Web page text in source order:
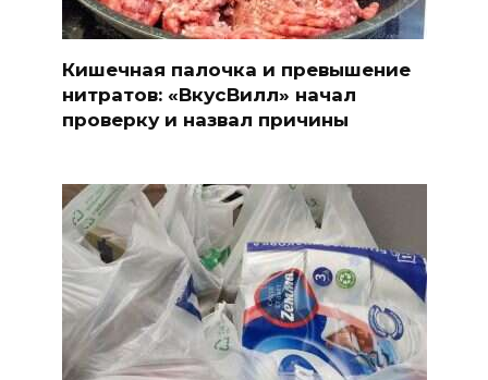
Кишечная палочка и превышение
нитратов: «ВкусВилл» начал
проверку и назвал причины